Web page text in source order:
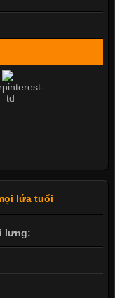
lứa tuổi
lưng: